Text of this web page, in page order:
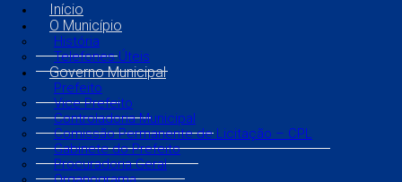
Início
O Município
História
Telefones Úteis
Governo Municipal
Prefeito
Vice Prefeito
Controladoria Municipal
Comissão Permanente de Licitação – CPL
Gabinete do Prefeito
Procuradoria Geral